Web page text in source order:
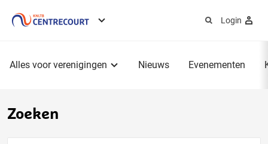
Login
Alles voor verenigingen Nieuws Evenementen
Zoeken